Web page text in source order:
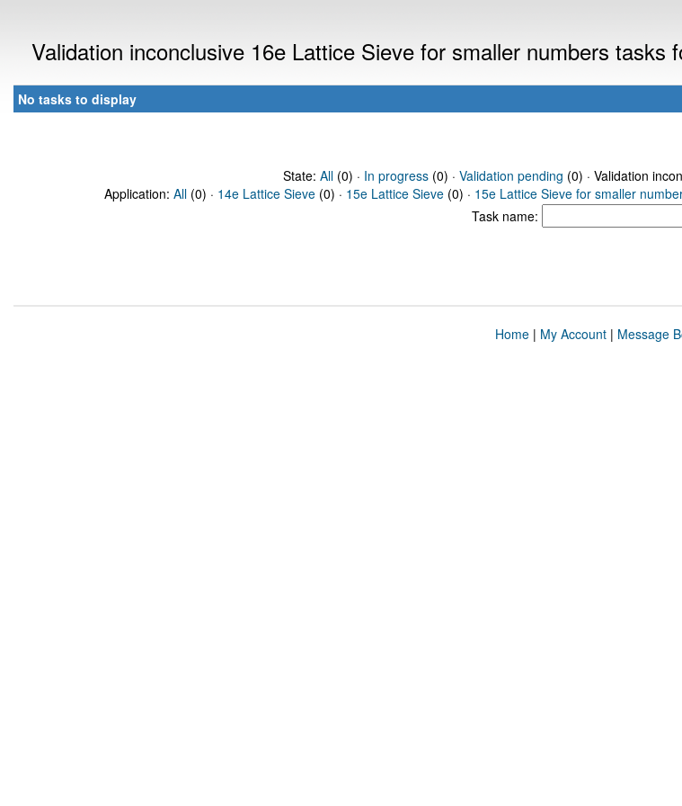
Validation inconclusive 16e Lattice Sieve for smaller numbers tasks
No tasks to display
State: All(0) · In progress(0) · Validation pending (0) · Validation
Application: All (0) · 14e Lattice Sieve (0) · 15e Lattice Sieve (0) · 15e Lattice Sieve for smaller
Task name:
Home| My Account| Message